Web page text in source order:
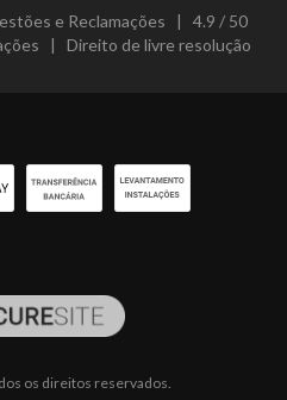
e Reclamações | 4.9 / 50
| Direito de livre resolução
os direitos reservados.